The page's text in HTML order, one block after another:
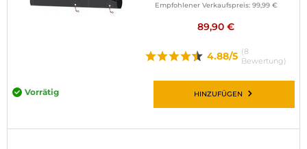
Empfohlener Verkaufspreis: 99,99 €
89,90 €
4.88/5 (8
Bewertung)
Vorrätig HINZUFÜGEN